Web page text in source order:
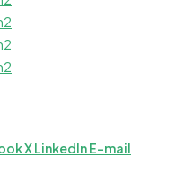
XLinkedInE-mail